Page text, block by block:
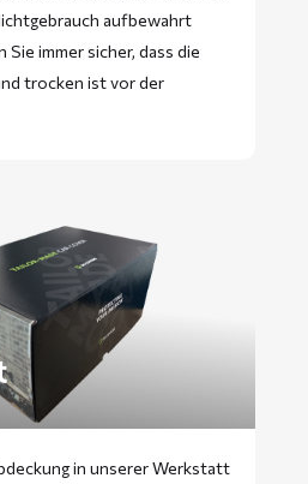
aufbewahrt
immer sicher, dass die
trocken ist vor der
in unserer Werkstatt